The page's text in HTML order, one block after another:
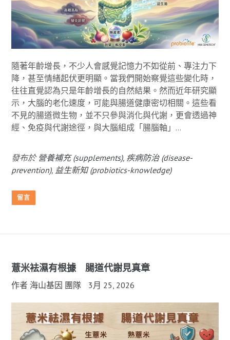
隨著年齡增長，不少人會感覺記憶力不如從前、專注力下
降，甚至情緒起伏更明顯。當我們開始察覺這些變化時，
往往直覺認為只是年齡增長的自然結果。然而近年研究顯
示，大腦的老化速度，可能與腸道健康密切相關。這些看
不見的腸道微生物，並不只參與消化與代謝，更會透過神
經、免疫與代謝途徑，與大腦組成「腸腦軸」...
發布於 營養補充 (supplements), 疾病防治 (disease-
prevention), 益生新知 (probiotics-knowledge)
留言
薏米袪濕有根據 腸道代謝見真章
作者 海山基因 團隊 3月 25, 2026